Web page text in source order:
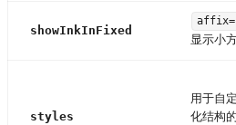
showInkInFixed
显示小
styles
用于自
化结构